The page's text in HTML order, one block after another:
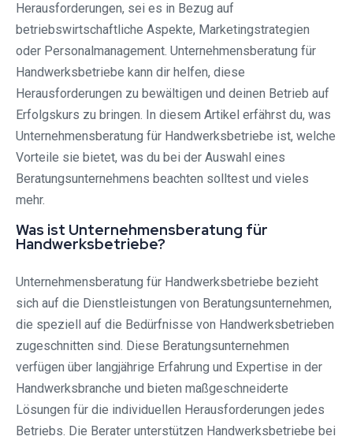
Herausforderungen, sei es in Bezug auf
betriebswirtschaftliche Aspekte, Marketingstrategien
oder Personalmanagement. Unternehmensberatung für
Handwerksbetriebe kann dir helfen, diese
Herausforderungen zu bewältigen und deinen Betrieb auf
Erfolgskurs zu bringen. In diesem Artikel erfährst du, was
Unternehmensberatung für Handwerksbetriebe ist, welche
Vorteile sie bietet, was du bei der Auswahl eines
Beratungsunternehmens beachten solltest und vieles
mehr.
Was ist Unternehmensberatung für
Handwerksbetriebe?
Unternehmensberatung für Handwerksbetriebe bezieht
sich auf die Dienstleistungen von Beratungsunternehmen,
die speziell auf die Bedürfnisse von Handwerksbetrieben
zugeschnitten sind. Diese Beratungsunternehmen
verfügen über langjährige Erfahrung und Expertise in der
Handwerksbranche und bieten maßgeschneiderte
Lösungen für die individuellen Herausforderungen jedes
Betriebs. Die Berater unterstützen Handwerksbetriebe bei